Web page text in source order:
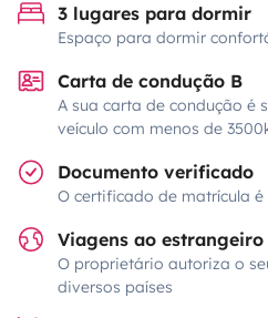
3 lugares para dormir
Espaço para dormir
Carta de condução B
A sua carta de condução é
veículo com menos de
Documento verificado
O certificado de matrícula
Viagens ao
O proprietário autoriza o
diversos países